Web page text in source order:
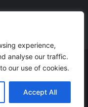
experience,
analyse our traffic.
our use of cookies.
Accept All
| RexNet